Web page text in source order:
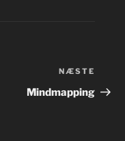
indlæg
NÆSTE
Mindmapping